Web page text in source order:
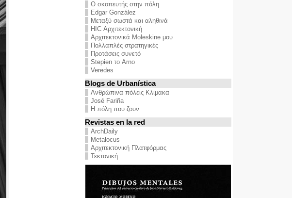
Ο σκοπευτής στην πόλη
Edgar González
Μεταξύ σωστά και αληθινά
HIC Αρχιτεκτονική
Αρχιτεκτονικά Moleskine μου
Πολλαπλές στρατηγικές
Προτάσεις συνετό
Stepien το Arno
Veredes
Blogs de Urbanística
Ανθρώπινα πόλεις Κλίμακα
José Fariña
Η πόλη που ζουν
Revistas en la red
ArchDaily
Metalocus
Αρχιτεκτονική Πλατφόρμας
Τεκτονική